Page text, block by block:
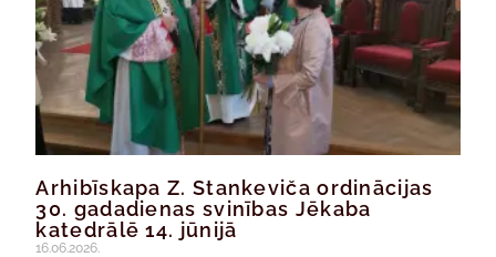
Arhibīskapa Z. Stankeviča ordinācijas
30. gadadienas svinības Jēkaba
katedrālē 14. jūnijā
16.06.2026.